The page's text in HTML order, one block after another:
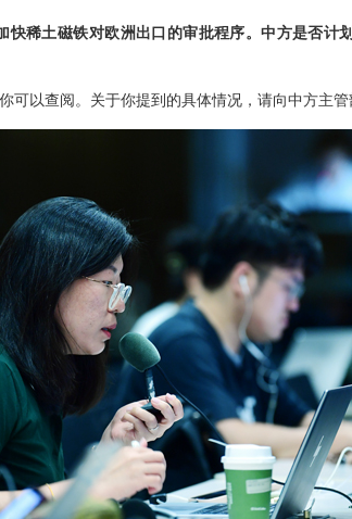
稀土磁铁对欧洲出口的审批程序。中方是否计
以查阅。关于你提到的具体情况，请向中方主管